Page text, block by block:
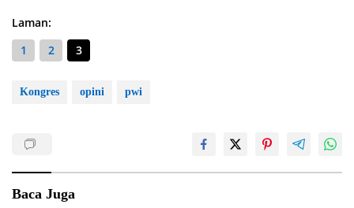
Laman:
1
2 3
Kongres opini pwi
Baca Juga